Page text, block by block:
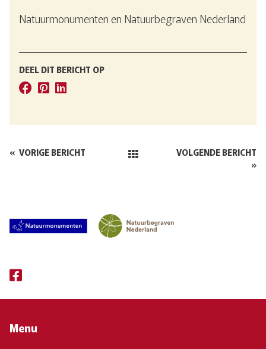
Natuurmonumenten en Natuurbegraven Nederland
DEEL DIT BERICHT OP
« VORIGE BERICHT
VOLGENDE BERICHT
»
Menu